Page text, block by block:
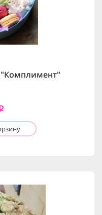
"Комплимент"